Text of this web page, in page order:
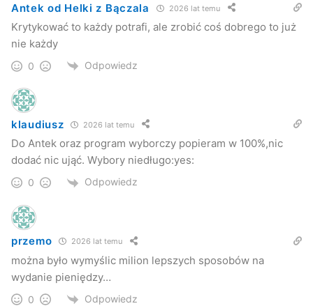
Antek od Helki z Bączala 2026 lat temu
Krytykować to każdy potrafi, ale zrobić coś dobrego to już
nie każdy
0 Odpowiedz
klaudiusz 2026 lat temu
Do Antek oraz program wyborczy popieram w 100%,nic
dodać nic ująć. Wybory niedługo:yes:
0 Odpowiedz
przemo 2026 lat temu
można było wymyślic milion lepszych sposobów na
wydanie pieniędzy…
0 Odpowiedz